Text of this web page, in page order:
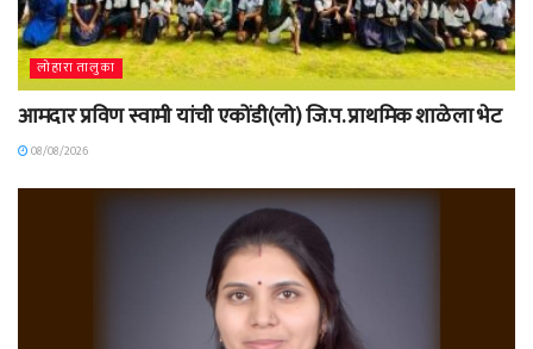
लोहारा तालुका
आमदार प्रविण स्वामी यांची एकोंडी(लो) जि.प. प्राथमिक शाळेला भेट
08/08/2026